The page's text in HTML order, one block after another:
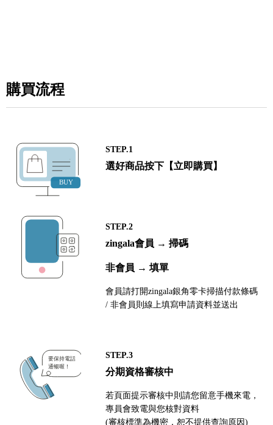
購買流程
STEP.1
選好商品按下【立即購買】
STEP.2
zingala會員 → 掃碼
非會員 → 填單
會員請打開zingala銀角零卡掃描付款條碼
/ 非會員則線上填寫申請資料並送出
STEP.3
分期資格審核中
若頁面提示審核中則請您留意手機來電，
專員會致電與您核對資料
(審核標準為機密，恕不提供查詢原因)